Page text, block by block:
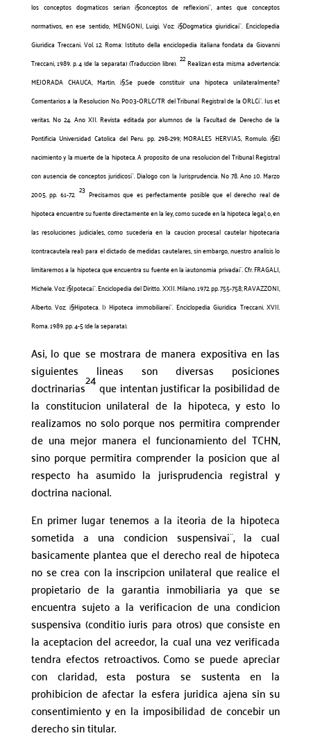
los conceptos dogmaticos serian ¡§conceptos de reflexion¡¨, antes que conceptos
normativos, en ese sentido, MENGONI, Luigi. Voz: ¡§Dogmatica giuridica¡¨. Enciclopedia
Giuridica Treccani. Vol. 12. Roma: Istituto della enciclopedia italiana fondata da Giovanni
Treccani, 1989. p. 4 (de la separata) (Traduccion libre). 22Realizan esta misma advertencia:
MEJORADA CHAUCA, Martin. ¡§.Se puede constituir una hipoteca unilateralmente?
Comentarios a la Resolucion No. P003-ORLC/TR del Tribunal Registral de la ORLC¡¨. Ius et
veritas. No 24. Ano XII. Revista editada por alumnos de la Facultad de Derecho de la
Pontificia Universidad Catolica del Peru. pp. 298-299; MORALES HERVIAS, Romulo. ¡§El
nacimiento y la muerte de la hipoteca. A proposito de una resolucion del Tribunal Registral
con ausencia de conceptos juridicos¡¨. Dialogo con la Jurisprudencia. No 78. Ano 10. Marzo
2005. pp. 61-72. 23 Precisamos que es perfectamente posible que el derecho real de
hipoteca encuentre su fuente directamente en la ley, como sucede en la hipoteca legal; o, en
las resoluciones judiciales, como sucederia en la caucion procesal cautelar hipotecaria
(contracautela real) para el dictado de medidas cautelares, sin embargo, nuestro analisis lo
limitaremos a la hipoteca que encuentra su fuente en la ¡autonomia privada¡¨. Cfr. FRAGALI,
Michele. Voz: ¡§Ipoteca¡¨. Enciclopedia del Diritto. XXII. Milano. 1972. pp. 755-758; RAVAZZONI,
Alberto. Voz: ¡§Hipoteca. I) Hipoteca immobiliare¡¨. Enciclopedia Giuridica Treccani. XVII.
Roma. 1989. pp. 4-5 (de la separata).
Asi, lo que se mostrara de manera expositiva en las
siguientes lineas son diversas posiciones
doctrinarias24que intentan justificar la posibilidad de
la constitucion unilateral de la hipoteca, y esto lo
realizamos no solo porque nos permitira comprender
de una mejor manera el funcionamiento del TCHN,
sino porque permitira comprender la posicion que al
respecto ha asumido la jurisprudencia registral y
doctrina nacional.
En primer lugar tenemos a la ¡teoria de la hipoteca
sometida a una condicion suspensiva¡¨, la cual
basicamente plantea que el derecho real de hipoteca
no se crea con la inscripcion unilateral que realice el
propietario de la garantia inmobiliaria ya que se
encuentra sujeto a la verificacion de una condicion
suspensiva (conditio iuris para otros) que consiste en
la aceptacion del acreedor, la cual una vez verificada
tendra efectos retroactivos. Como se puede apreciar
con claridad, esta postura se sustenta en la
prohibicion de afectar la esfera juridica ajena sin su
consentimiento y en la imposibilidad de concebir un
derecho sin titular.